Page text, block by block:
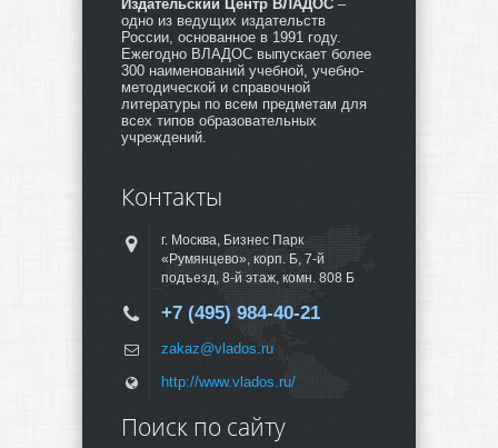
Издательский Центр ВЛАДОС –
одно из ведущих издательств
России, основанное в 1991 году.
Ежегодно ВЛАДОС выпускает более
300 наименований учебной, учебно-
методической и справочной
литературы по всем предметам для
всех типов образовательных
учреждений.
Контакты
г. Москва, Бизнес Парк
«Румянцево», корп. Б, 7-й
подъезд, 8-й этаж, комн. 808 Б
+7 (495) 984-40-21
zakaz@vlados.ru
http://www.vlados.ru/
Поиск по сайту